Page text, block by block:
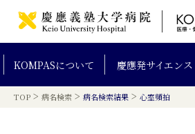
KOMPASについて 慶應発サイエンス
TOP > 病名検索 > 病名検索結果 > 心室頻拍